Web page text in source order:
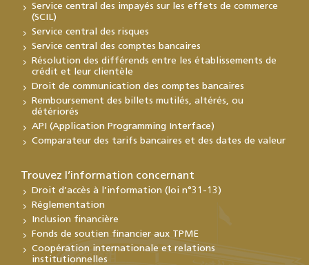
Service central des impayés sur les effets de commerce
(SCIL)
Service central des risques
Service central des comptes bancaires
Résolution des différends entre les établissements de
crédit et leur clientèle
Droit de communication des comptes bancaires
Remboursement des billets mutilés, altérés, ou
détériorés
API (Application Programming Interface)
Comparateur des tarifs bancaires et des dates de valeur
Trouvez l’information concernant
Droit d’accès à l’information (loi n°31-13)
Réglementation
Inclusion financière
Fonds de soutien financier aux TPME
Coopération internationale et relations
institutionnelles